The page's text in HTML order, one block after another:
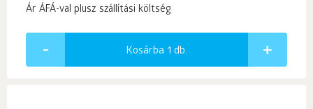
Ár ÁFÁ-val plusz szállítási költség
Kosárba 1 db.